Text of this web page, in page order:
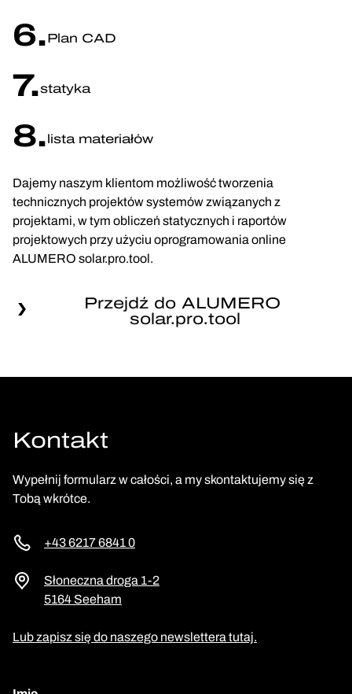
6.Plan CAD
7.statyka
8.lista materiałów
Dajemy naszym klientom możliwość tworzenia
technicznych projektów systemów związanych z
projektami, w tym obliczeń statycznych i raportów
projektowych przy użyciu oprogramowania online
ALUMERO solar.pro.tool.
Przejdź do ALUMERO
solar.pro.tool
Kontakt
Wypełnij formularz w całości, a my skontaktujemy się z
Tobą wkrótce.
+43 6217 6841 0
Słoneczna droga 1-2
5164 Seeham
Lub zapisz się do naszego newslettera tutaj.